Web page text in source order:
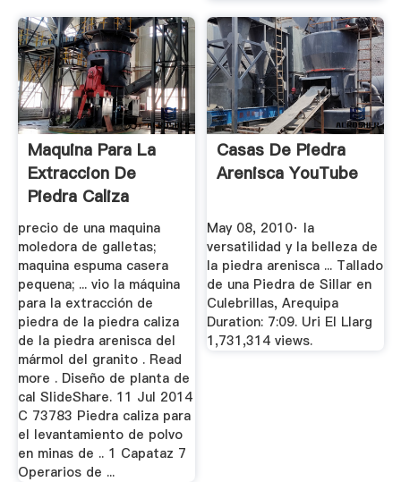
Maquina Para La
Extraccion De
Piedra Caliza
precio de una maquina
moledora de galletas;
maquina espuma casera
pequena; ... vio la máquina
para la extracción de
piedra de la piedra caliza
de la piedra arenisca del
mármol del granito . Read
more . Diseño de planta de
cal SlideShare. 11 Jul 2014
C 73783 Piedra caliza para
el levantamiento de polvo
en minas de .. 1 Capataz 7
Operarios de ...
Casas De Piedra
Arenisca YouTube
May 08, 2010· la
versatilidad y la belleza de
la piedra arenisca ... Tallado
de una Piedra de Sillar en
Culebrillas, Arequipa
Duration: 7:09. Uri El Llarg
1,731,314 views.